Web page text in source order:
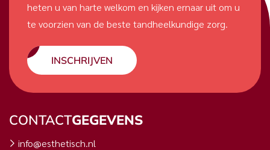
heten u van harte welkom en kijken ernaar uit om u
te voorzien van de beste tandheelkundige zorg.
INSCHRIJVEN
CONTACTGEGEVENS
info@esthetisch.nl